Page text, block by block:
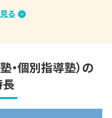
(月)
ジュールもお子さま専用で
る
・個別指導塾）の